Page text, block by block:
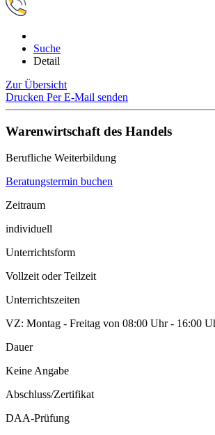
Suche
Detail
Zur Übersicht
Drucken Per E-Mail senden
Warenwirtschaft des Handels
Berufliche Weiterbildung
Beratungstermin buchen
Zeitraum
individuell
Unterrichtsform
Vollzeit oder Teilzeit
Unterrichtszeiten
VZ: Montag - Freitag von 08:00 Uhr - 16:00
Dauer
Keine Angabe
Abschluss/Zertifikat
DAA-Prüfung